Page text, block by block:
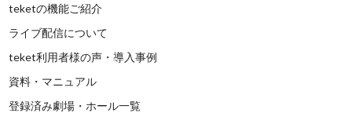
teketの機能ご紹介
ライブ配信について
teket利用者様の声・導入事例
資料・マニュアル
登録済み劇場・ホール一覧